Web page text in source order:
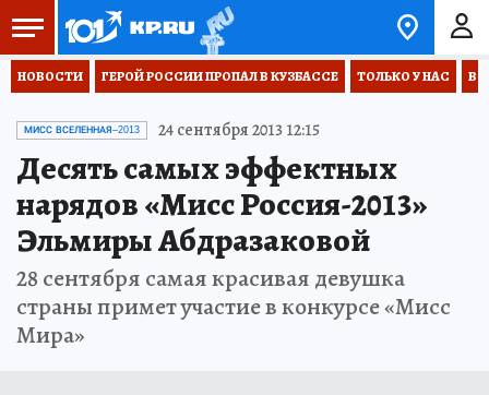
НОВОСТИ ГЕРОЙ РОССИИ ПРОПАЛ В КУЗБАССЕ ТОЛЬКО У НАС
МИСС ВСЕЛЕННАЯ–2013 24 сентября 2013 12:15
Десять самых эффектных
нарядов «Мисс Россия-2013»
Эльмиры Абдразаковой
28 сентября самая красивая девушка
страны примет участие в конкурсе «Мисс
Мира»